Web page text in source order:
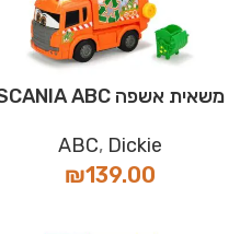
משאית אשפה SCANIA ABC
ABC, Dickie
₪139.00